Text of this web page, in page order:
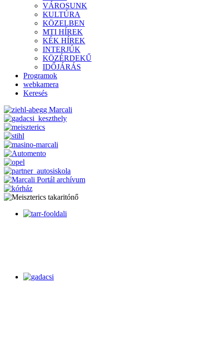
VÁROSUNK
KULTÚRA
KÖZELBEN
MTI HÍREK
KÉK HÍREK
INTERJÚK
KÖZÉRDEKŰ
IDŐJÁRÁS
Programok
webkamera
Keresés